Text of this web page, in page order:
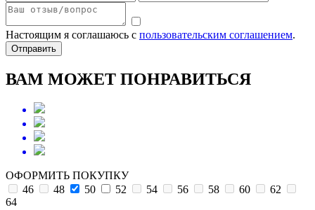
Настоящим я соглашаюсь с пользовательским соглашением.
Отправить
ВАМ МОЖЕТ ПОНРАВИТЬСЯ
ОФОРМИТЬ ПОКУПКУ
46
48 50 52 54 56 58 60
62
64